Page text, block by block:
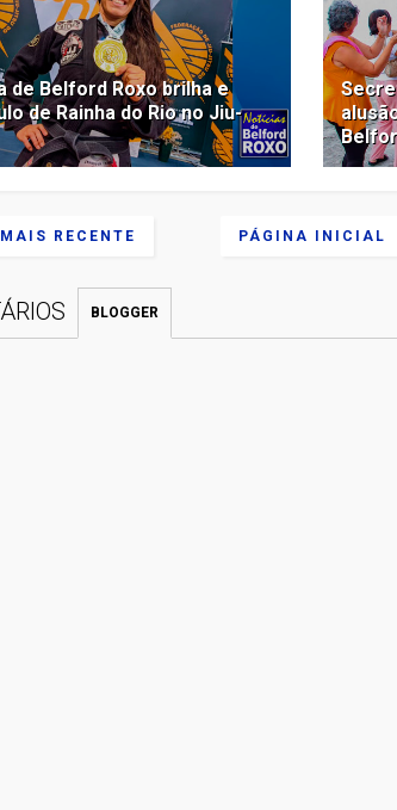
de Belford Roxo brilha e
de Rainha do Rio no Jiu-
RECENTE PÁGINA INICIAL
BLOGGER